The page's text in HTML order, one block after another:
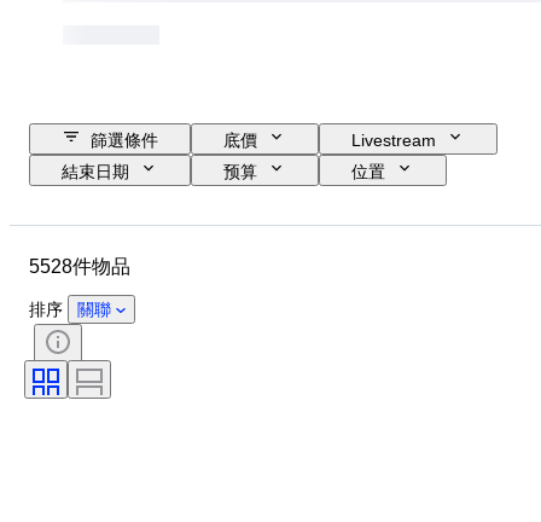
篩選條件 底價
Livestream
結束日期
预算
位置
狀態
證明
切割
礦物形態
原件/副本
5528件物品
排序 關聯